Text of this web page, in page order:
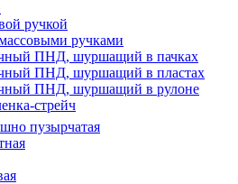
ручкой
ручками
ПНД, шуршащий в пачках
ПНД, шуршащий в пластах
ПНД, шуршащий в рулоне
стрейч
пузырчатая